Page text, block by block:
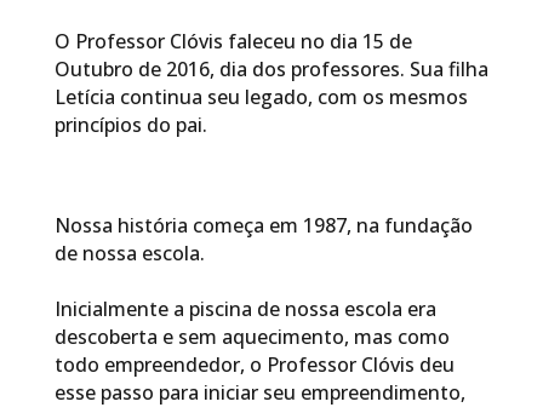
O Professor Clóvis faleceu no dia 15 de
Outubro de 2016, dia dos professores. Sua filha
Letícia continua seu legado, com os mesmos
princípios do pai.
Nossa história começa em 1987, na fundação
de nossa escola.
Inicialmente a piscina de nossa escola era
descoberta e sem aquecimento, mas como
todo empreendedor, o Professor Clóvis deu
esse passo para iniciar seu empreendimento,